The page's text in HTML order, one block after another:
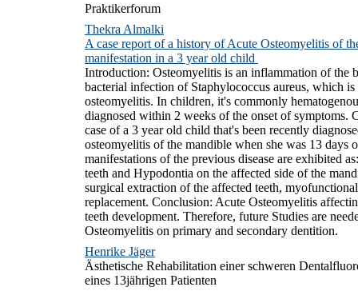
Praktikerforum
Thekra Almalki
A case report of a history of Acute Osteomyelitis of
manifestation in a 3 year old child
Introduction: Osteomyelitis is an inflammation of the
bacterial infection of Staphylococcus aureus, which
osteomyelitis. In children, it's commonly
diagnosed within 2 weeks of the onset of symptoms.
case of a 3 year old child that's been recently
osteomyelitis of the mandible when she was 13 days
manifestations of the previous disease are exhibited
teeth and Hypodontia on the affected side of the
surgical extraction of the affected teeth,
replacement. Conclusion: Acute Osteomyelitis
teeth development. Therefore, future Studies are
Osteomyelitis on primary and secondary dentition.
Henrike Jäger
Ästhetische Rehabilitation einer schweren
eines 13jährigen Patienten